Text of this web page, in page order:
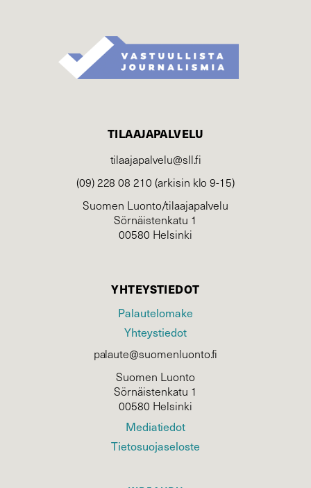
TILAAJAPALVELU
tilaajapalvelu@sll.fi
(09) 228 08 210 (arkisin klo 9-15)
Suomen Luonto/tilaajapalvelu
Sörnäistenkatu 1
00580 Helsinki
YHTEYSTIEDOT
Palautelomake
Yhteystiedot
palaute@suomenluonto.fi
Suomen Luonto
Sörnäistenkatu 1
00580 Helsinki
Mediatiedot
Tietosuojaseloste